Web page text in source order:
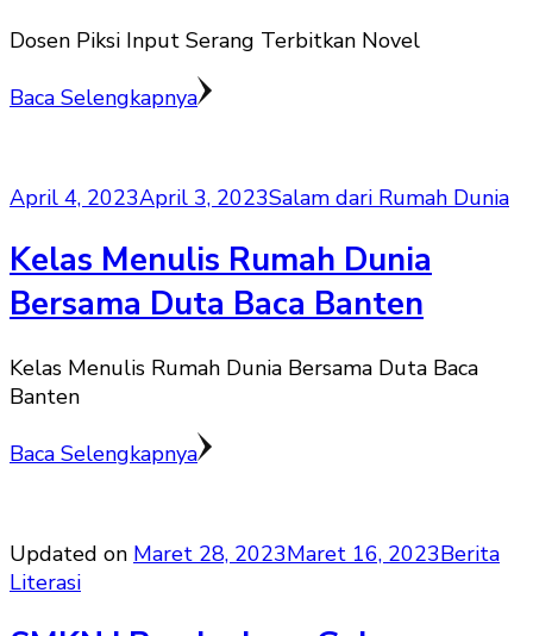
Dosen Piksi Input Serang Terbitkan Novel
Baca Selengkapnya
April 4, 2023April 3, 2023Salam dari Rumah Dunia
Kelas Menulis Rumah Dunia
Bersama Duta Baca Banten
Kelas Menulis Rumah Dunia Bersama Duta Baca
Banten
Baca Selengkapnya
Updated on Maret 28, 2023Maret 16, 2023Berita
Literasi